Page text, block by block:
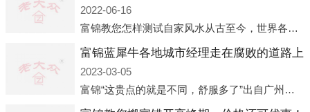
2022-06-16
富锦教您怎样测试自家风水从古至今，世界各地的人们都在研究人在乾坤中的位置以及它们所形成的关系。通过探究季节转换、星象变化，并且在所观测到的自然规律的指导下，人们开始认识到居住在不同住宅中的人，其一生中的财
富锦蓝犀牛各地城市经理走在腐败的道路上
2023-03-05
富锦“这贵点的就是不同，舒服多了”出自广州运营邓经理的口中。2023年开年刚出来，三个司机（加盟蓝犀牛的个人队伍）便请广州经理去佛山娱乐场所大消费了一次，据知悉一晚消费达一万多，由三人平摊费用，燃鹅这样的